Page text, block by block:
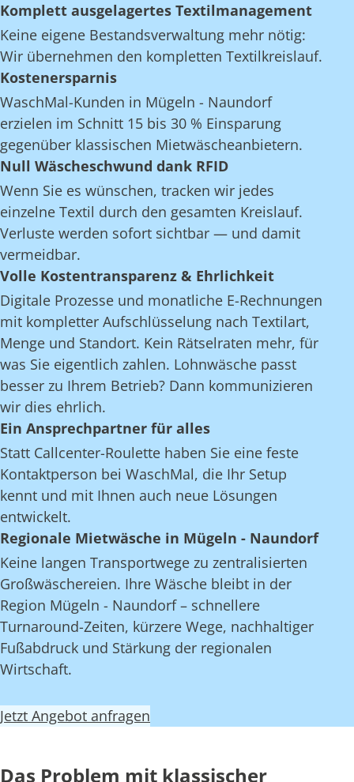
Komplett ausgelagertes Textilmanagement
Keine eigene Bestandsverwaltung mehr nötig:
Wir übernehmen den kompletten Textilkreislauf.
Kostenersparnis
WaschMal-Kunden in Mügeln - Naundorf
erzielen im Schnitt 15 bis 30 % Einsparung
gegenüber klassischen Mietwäscheanbietern.
Null Wäscheschwund dank RFID
Wenn Sie es wünschen, tracken wir jedes
einzelne Textil durch den gesamten Kreislauf.
Verluste werden sofort sichtbar — und damit
vermeidbar.
Volle Kostentransparenz & Ehrlichkeit
Digitale Prozesse und monatliche E-Rechnungen
mit kompletter Aufschlüsselung nach Textilart,
Menge und Standort. Kein Rätselraten mehr, für
was Sie eigentlich zahlen. Lohnwäsche passt
besser zu Ihrem Betrieb? Dann kommunizieren
wir dies ehrlich.
Ein Ansprechpartner für alles
Statt Callcenter-Roulette haben Sie eine feste
Kontaktperson bei WaschMal, die Ihr Setup
kennt und mit Ihnen auch neue Lösungen
entwickelt.
Regionale Mietwäsche in Mügeln - Naundorf
Keine langen Transportwege zu zentralisierten
Großwäschereien. Ihre Wäsche bleibt in der
Region Mügeln - Naundorf – schnellere
Turnaround-Zeiten, kürzere Wege, nachhaltiger
Fußabdruck und Stärkung der regionalen
Wirtschaft.
Jetzt Angebot anfragen
Das Problem mit klassischer